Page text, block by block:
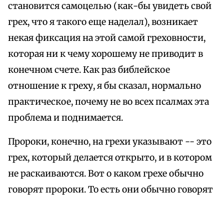
становится самоцелью (как-бы увидеть свой
грех, что я такого еще наделал), возникает
некая фиксация на этой самой греховности,
которая ни к чему хорошему не приводит в
конечном счете. Как раз библейское
отношение к греху, я бы сказал, нормально
практическое, почему не во всех псалмах эта
проблема и поднимается.
Пророки, конечно, на грехи указывают -- это
грех, который делается открыто, и в котором
не раскаиваются. Вот о каком грехе обычно
говорят пророки. То есть они обычно говорят